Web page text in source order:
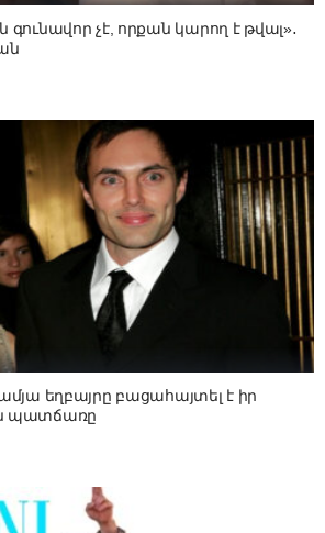
գունավոր չէ, որքան կարող է թվալ»․
եղբայրը բացահայտել է իր
պատճառը